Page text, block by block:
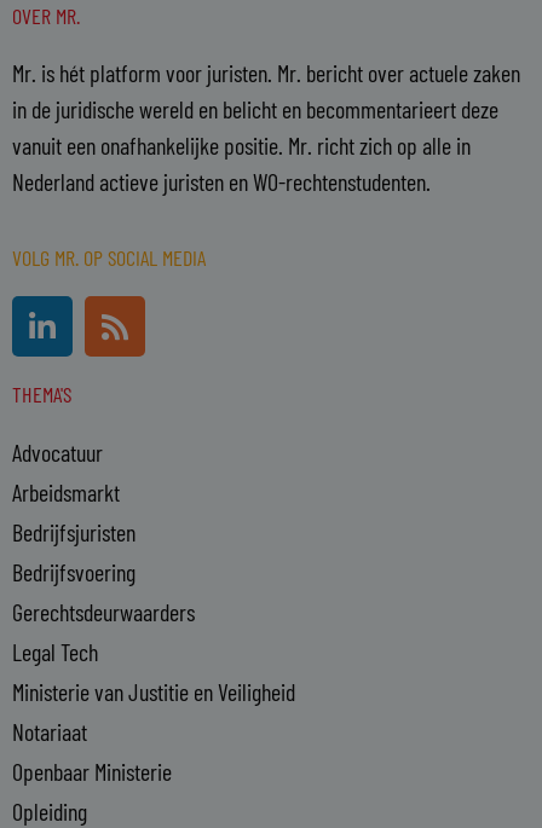
OVER MR.
Mr. is hét platform voor juristen. Mr. bericht over actuele zaken
in de juridische wereld en belicht en becommentarieert deze
vanuit een onafhankelijke positie. Mr. richt zich op alle in
Nederland actieve juristen en WO-rechtenstudenten.
VOLG MR. OP SOCIAL MEDIA
L
i
n
k
d
i
n
-
i
n
R
s
s
THEMA'S
Advocatuur
Arbeidsmarkt
Bedrijfsjuristen
Bedrijfsvoering
Gerechtsdeurwaarders
Legal Tech
Ministerie van Justitie en Veiligheid
Notariaat
Openbaar Ministerie
Opleiding